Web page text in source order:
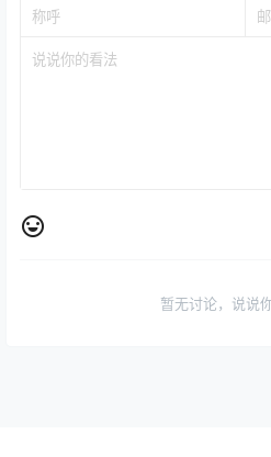
暂无讨论，说说